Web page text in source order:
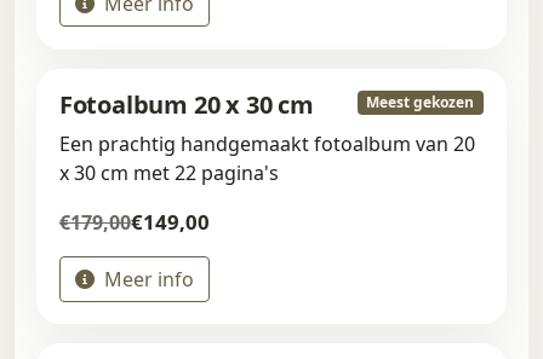
Fotoalbum 20 x 30 cm Meest gekozen
Een prachtig handgemaakt fotoalbum van 20
x 30 cm met 22 pagina's
€179,00€149,00
Meer info